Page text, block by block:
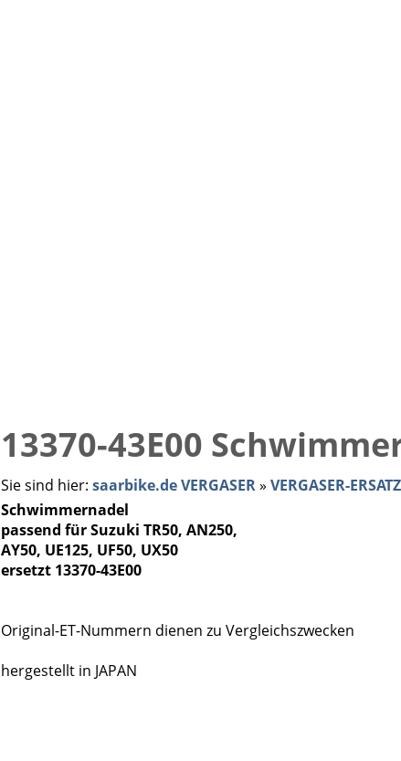
13370-43E00
Sie sind hier: saarbike.de VERGASER» VERGASER-
Schwimmernadel
passend für Suzuki TR50, AN250,
AY50, UE125, UF50, UX50
ersetzt 13370-43E00
Original-ET-Nummern dienen zu Vergleichszwecken
hergestellt in JAPAN